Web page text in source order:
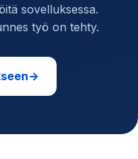
sovelluksessa.
työ on tehty.
→